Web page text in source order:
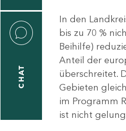
CHAT
In den
bis zu 70 %
Beihilfe)
Anteil der
überschreitet.
Gebieten
im Programm
ist nicht